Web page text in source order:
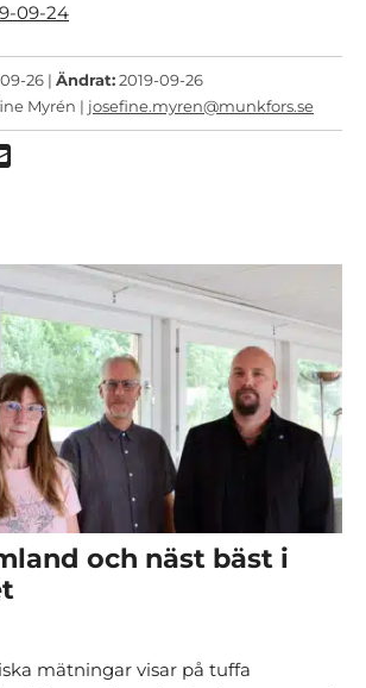
09-24
26 | Ändrat:2019-09-26
Myrén | josefine.myren@munkfors.se
via Facebook
Dela via mail
och näst bäst i
mätningar visar på tuffa